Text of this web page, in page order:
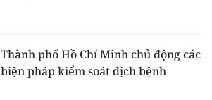
Thành phố Hồ Chí Minh chủ động các
biện pháp kiểm soát dịch bệnh